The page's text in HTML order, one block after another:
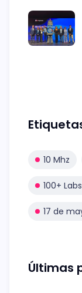
10 Mhz
100+
17 de
Últimas